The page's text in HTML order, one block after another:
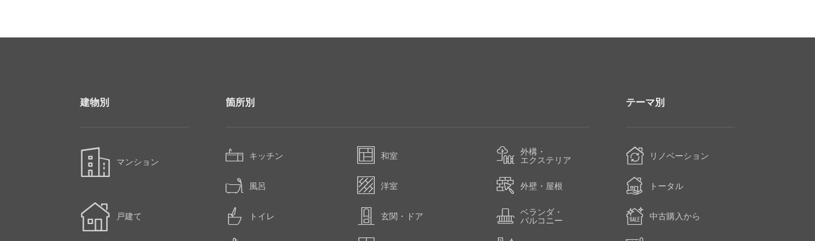
建物別
マンション
戸建て
箇所別
キッチン
風呂
トイレ
和室
洋室
玄関・ドア
外構・
エクステリア
外壁・屋根
ベランダ・
バルコニー
テーマ別
リノベーション
トータル
中古購入から